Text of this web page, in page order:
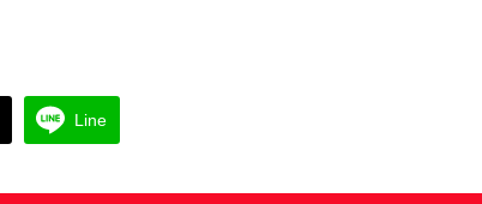
Line